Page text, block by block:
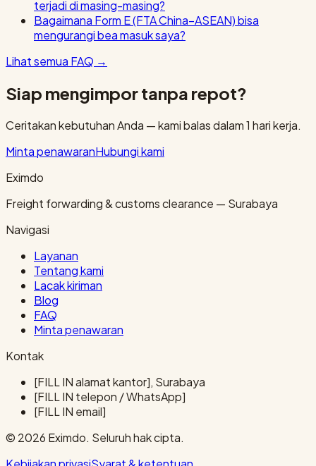
terjadi di masing-masing?
Bagaimana Form E (FTA China–ASEAN) bisa
mengurangi bea masuk saya?
Lihat semua FAQ →
Siap mengimpor tanpa repot?
Ceritakan kebutuhan Anda — kami balas dalam 1 hari kerja.
Minta penawaranHubungi kami
Eximdo
Freight forwarding & customs clearance — Surabaya
Navigasi
Layanan
Tentang kami
Lacak kiriman
Blog
FAQ
Minta penawaran
Kontak
[FILL IN alamat kantor], Surabaya
[FILL IN telepon / WhatsApp]
[FILL IN email]
© 2026 Eximdo. Seluruh hak cipta.